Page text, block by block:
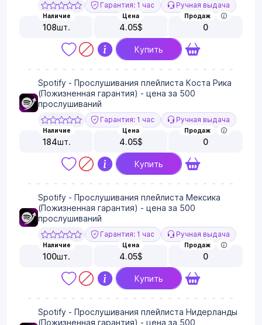
Гарантия: 1 час Ручная выдача
Наличие
108шт.
Цена
4.05$
Продаж
0
Купить
Spotify - Прослушивания плейлиста Коста Рика
(Пожизненная гарантия) - цена за 500
прослушиваний
Гарантия: 1 час Ручная выдача
Наличие
184шт.
Цена
4.05$
Продаж
0
Купить
Spotify - Прослушивания плейлиста Мексика
(Пожизненная гарантия) - цена за 500
прослушиваний
Гарантия: 1 час Ручная выдача
Наличие
100шт.
Цена
4.05$
Продаж
0
Купить
Spotify - Прослушивания плейлиста Нидерланды
(Пожизненная гарантия) - цена за 500